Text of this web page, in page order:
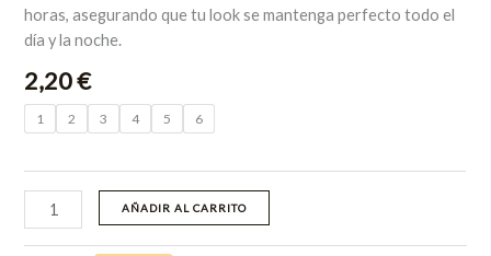
horas, asegurando que tu look se mantenga perfecto todo el
día y la noche.
2,20€
1 2 3 4 5 6
AÑADIR AL CARRITO